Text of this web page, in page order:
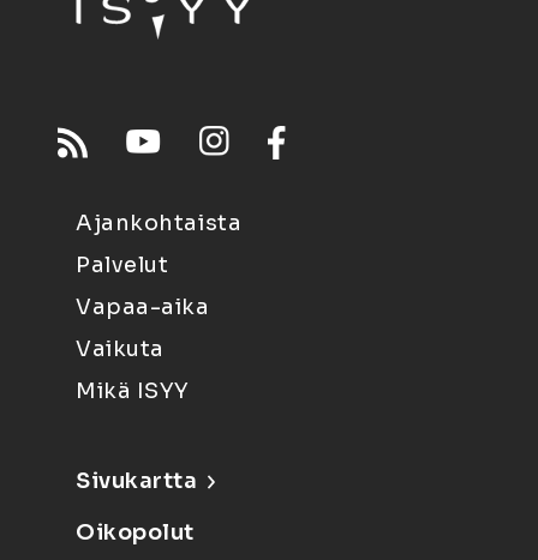
Ajankohtaista
Palvelut
Vapaa-aika
Vaikuta
Mikä ISYY
Sivukartta
Oikopolut